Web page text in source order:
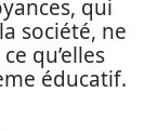
qui
société, ne
qu’elles
éducatif.